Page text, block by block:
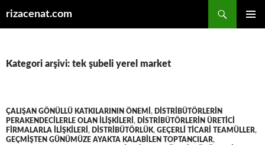
rizacenat.com
Kategori arşivi: tek şubeli yerel market
ÇALIŞAN GÖNÜLLÜ KATKILARININ ÖNEMI , DISTRIBÜTÖRLERIN
PERAKENDECILERLE OLAN ILIŞKILERI , DISTRIBÜTÖRLERIN ÜRETICI
FIRMALARLA ILIŞKILERI , DISTRIBÜTÖRLÜK, GEÇERLI TICARI TEAMÜLLER,
GEÇMIŞTEN GÜNÜMÜZE AYAKTA KALABILEN TOPTANCILAR,